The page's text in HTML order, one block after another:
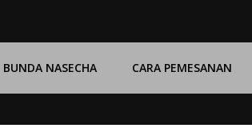
BUNDA NASECHA CARA PEMESANAN